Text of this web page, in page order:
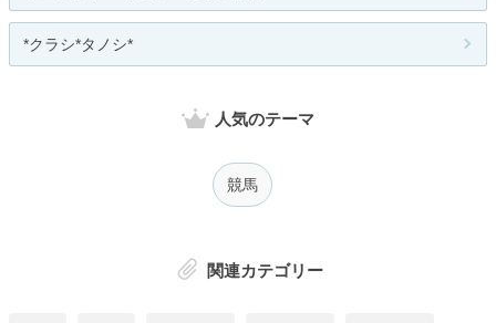
*クラシ*タノシ*
人気のテーマ
競馬
関連カテゴリー